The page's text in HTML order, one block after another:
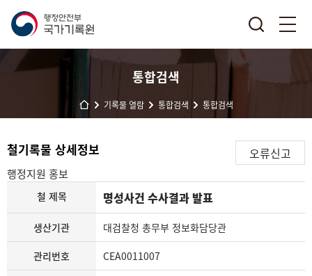
통합검색
기록물 열람 통합검색 통합검색
철기록물 상세정보 오류신고
행정지원 홍보
철 제목 명성사건 수사결과 발표
생산기관 대검찰청 총무부 정보화담당관
관리번호 CEA0011007